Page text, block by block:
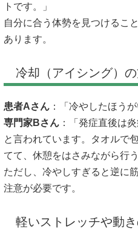
トです。」
自分に合う体勢を見つけるこ
あります。
冷却（アイシング）
患者Aさん ：「冷やしたほう
専門家Bさん ：「発症直後は
と言われています。タオルで
てて、休憩をはさみながら行
ただし、冷やしすぎると逆に
注意が必要です。
軽いストレッチや動